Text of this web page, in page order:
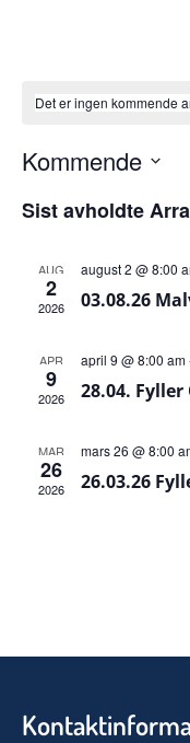
Det er ingen kommende
Kommende
dato.
Sist avholdte
AUG
2
2026
august 2 @ 8:00
03.08.26
APR
9
2026
april 9 @ 8:00 am
28.04. Fyller
MAR
26
2026
mars 26 @ 8:00
26.03.26